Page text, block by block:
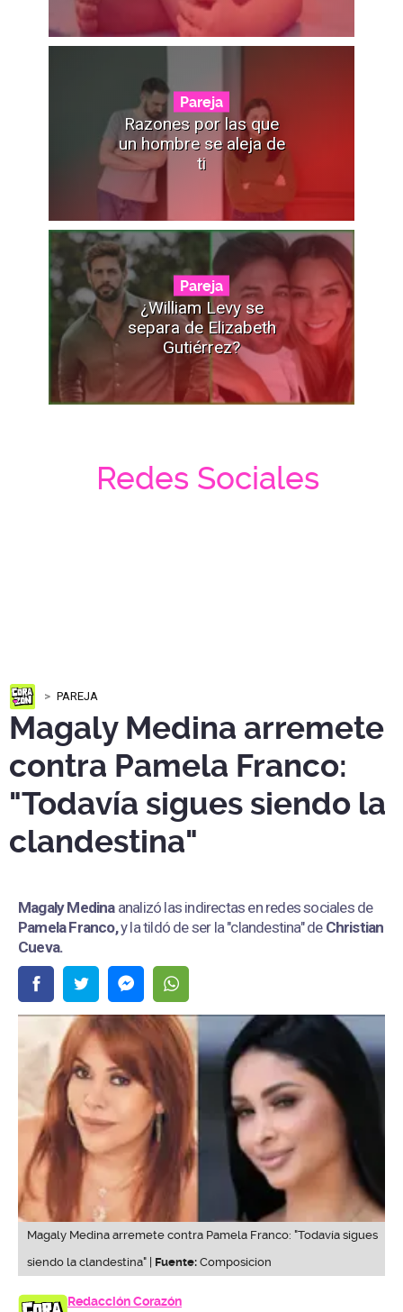
Pareja
Razones por las que
un hombre se aleja de
ti
Pareja
¿William Levy se
separa de Elizabeth
Gutiérrez?
Redes Sociales
PAREJA
Magaly Medina arremete
contra Pamela Franco:
"Todavía sigues siendo la
clandestina"
Magaly Medina analizó las indirectas en redes sociales de
Pamela Franco,y la tildó de ser la "clandestina" de Christian
Cueva.
Magaly Medina arremete contra Pamela Franco: "Todavía sigues
siendo la clandestina" | Fuente: Composicion
Redacción Corazón